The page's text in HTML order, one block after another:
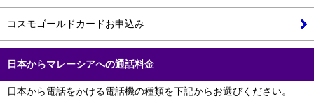
コスモゴールドカードお申込み
日本からマレーシアへの通話料金
日本から電話をかける電話機の種類を下記からお選びください。